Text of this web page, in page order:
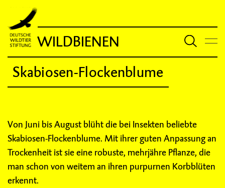
WILDBIENEN
Skabiosen-Flockenblume
Von Juni bis August blüht die bei Insekten beliebte
Skabiosen-Flockenblume. Mit ihrer guten Anpassung an
Trockenheit ist sie eine robuste, mehrjähre Pflanze, die
man schon von weitem an ihren purpurnen Korbblüten
erkennt.